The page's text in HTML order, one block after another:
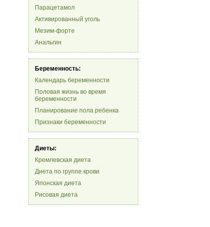
Парацетамол
Активированный уголь
Мезим-форте
Анальгин
Беременность:
Календарь беременности
Половая жизнь во время
беременности
Планирование пола ребенка
Признаки беременности
Диеты:
Кремлевская диета
Диета по группе крови
Японская диета
Рисовая диета